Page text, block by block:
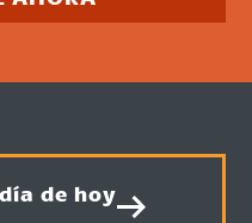
de hoy